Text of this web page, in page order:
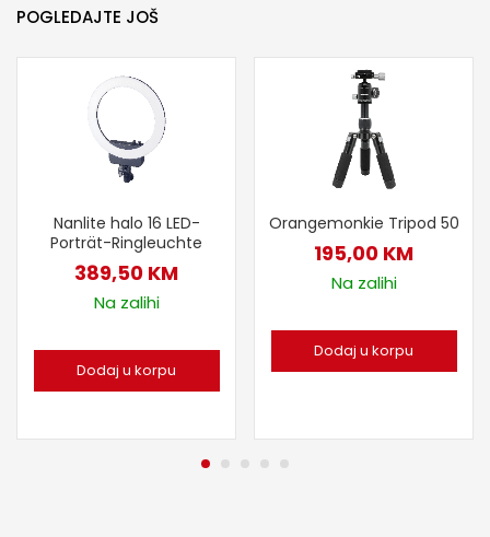
POGLEDAJTE JOŠ
Nanlite halo 16 LED-
Porträt-Ringleuchte
389,50 KM
Na zalihi
Dodaj u korpu
Orangemonkie Tripod 50
195,00 KM
Na zalihi
Dodaj u korpu